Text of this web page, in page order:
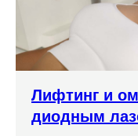
Лифтинг и
диодным